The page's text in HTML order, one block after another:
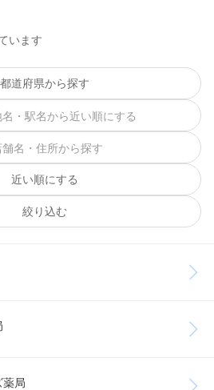
います
都道府県から探す
近い順にする
絞り込む
薬局